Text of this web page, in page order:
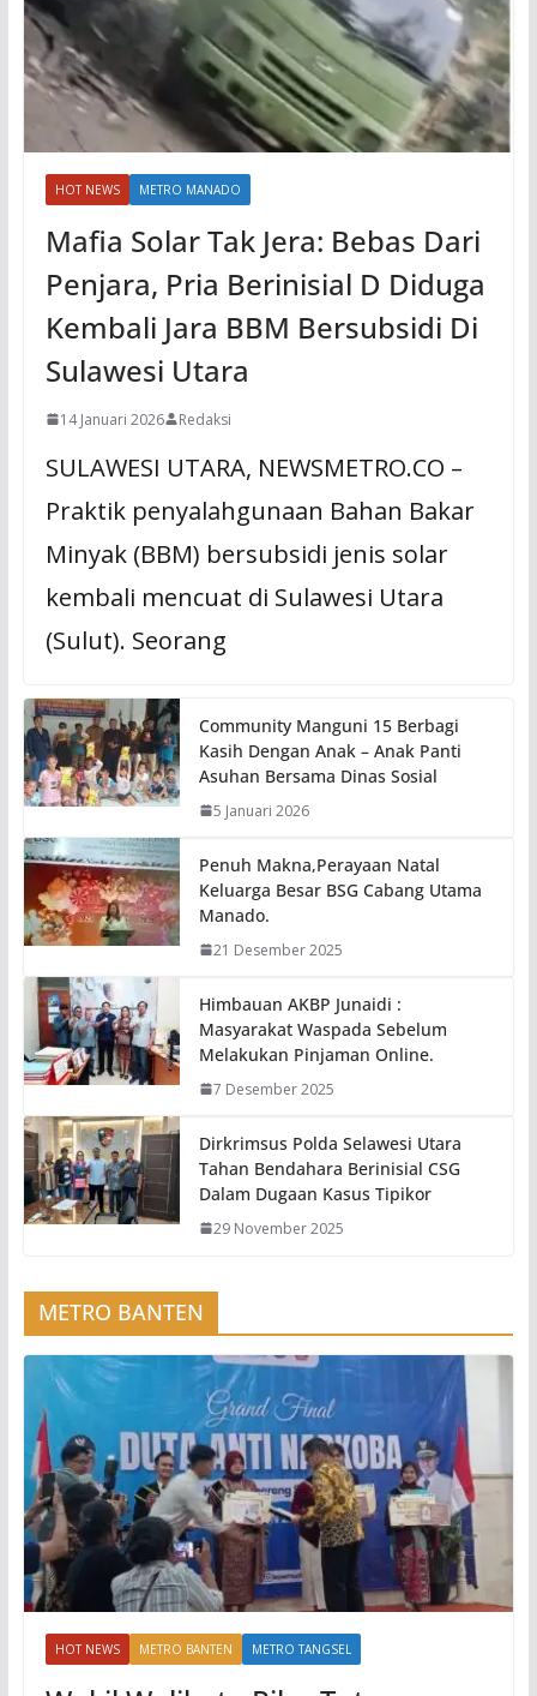
HOT NEWS METRO MANADO
Mafia Solar Tak Jera: Bebas Dari
Penjara, Pria Berinisial D Diduga
Kembali Jara BBM Bersubsidi Di
Sulawesi Utara
14 Januari 2026 Redaksi
SULAWESI UTARA, NEWSMETRO.CO –
Praktik penyalahgunaan Bahan Bakar
Minyak (BBM) bersubsidi jenis solar
kembali mencuat di Sulawesi Utara
(Sulut). Seorang
Community Manguni 15 Berbagi
Kasih Dengan Anak – Anak Panti
Asuhan Bersama Dinas Sosial
5 Januari 2026
Penuh Makna,Perayaan Natal
Keluarga Besar BSG Cabang Utama
Manado.
21 Desember 2025
Himbauan AKBP Junaidi :
Masyarakat Waspada Sebelum
Melakukan Pinjaman Online.
7 Desember 2025
Dirkrimsus Polda Selawesi Utara
Tahan Bendahara Berinisial CSG
Dalam Dugaan Kasus Tipikor
29 November 2025
METRO BANTEN
HOT NEWS METRO BANTEN METRO TANGSEL